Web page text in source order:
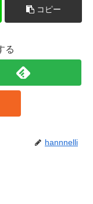
コピー
る
hannnelli